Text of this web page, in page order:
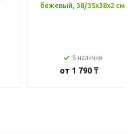
бежевый, 38/35x38x2 см
В наличии
от 1 790 ₸